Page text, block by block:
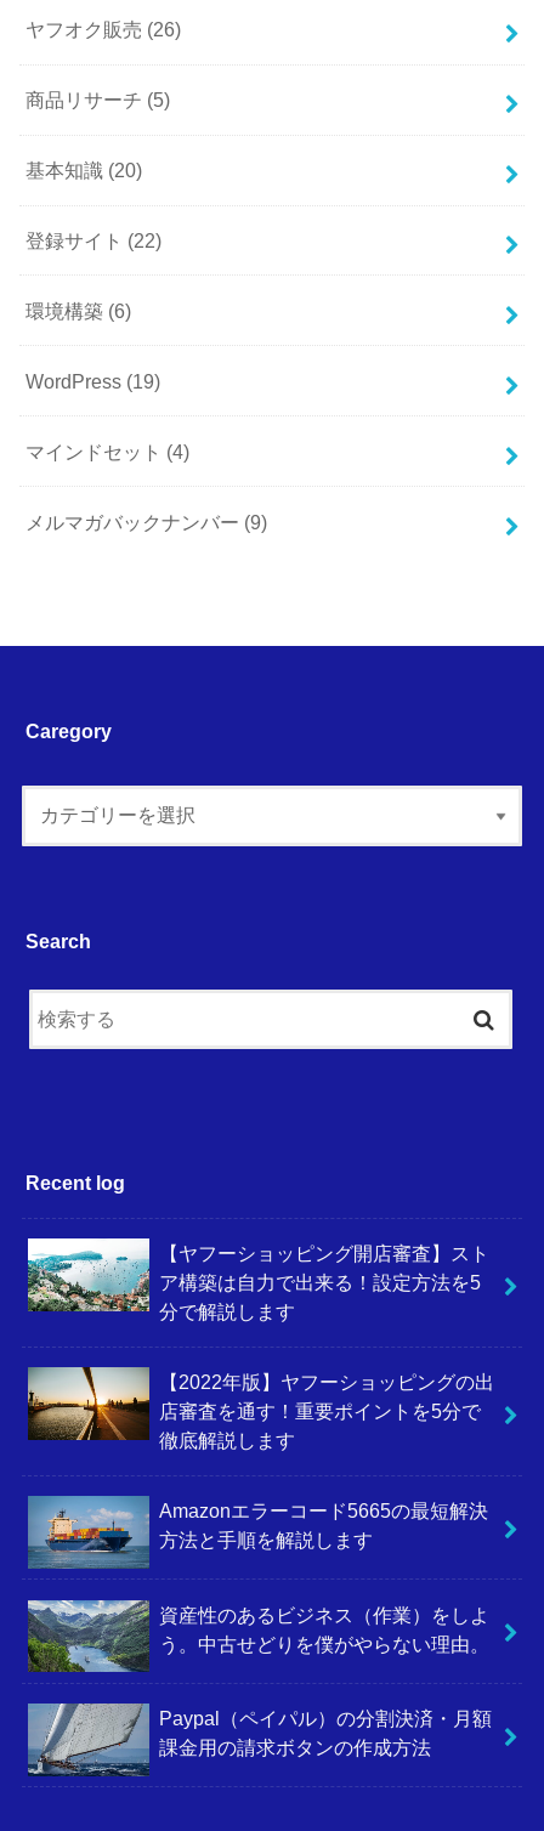
ヤフオク販売 (26)
商品リサーチ (5)
基本知識 (20)
登録サイト (22)
環境構築 (6)
WordPress (19)
マインドセット (4)
メルマガバックナンバー (9)
Caregory
Search
Recent log
【ヤフーショッピング開店審査】スト
ア構築は自力で出来る！設定方法を5
分で解説します
【2022年版】ヤフーショッピングの出
店審査を通す！重要ポイントを5分で
徹底解説します
Amazonエラーコード5665の最短解決
方法と手順を解説します
資産性のあるビジネス（作業）をしよ
う。中古せどりを僕がやらない理由。
Paypal（ペイパル）の分割決済・月額
課金用の請求ボタンの作成方法